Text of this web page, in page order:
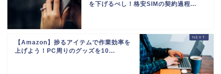
を下げるべし！格安SIMの契約過程...
【Amazon】捗るアイテムで作業効率を
上げよう！PC周りのグッズを10...